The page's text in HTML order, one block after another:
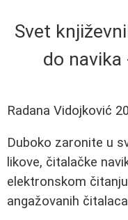
Svet
do navika
Radana Vidojković
Duboko zaronite u
likove, čitalačke
elektronskom
angažovanih